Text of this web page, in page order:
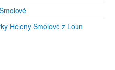
Heleny Smolové z Loun